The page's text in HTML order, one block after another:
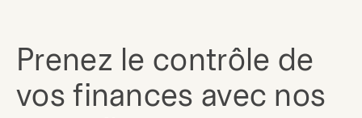
Prenez le contrôle de
vos finances avec nos